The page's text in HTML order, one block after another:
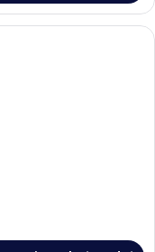
microonde, forno, piano